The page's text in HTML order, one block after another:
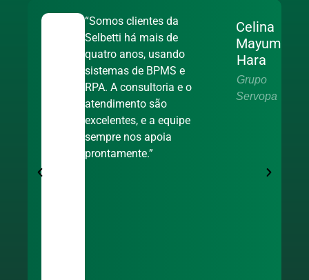
“Somos clientes da
Selbetti há mais de
quatro anos, usando
sistemas de BPMS e
RPA. A consultoria e o
atendimento são
excelentes, e a equipe
sempre nos apoia
prontamente.”
Celina
Mayumi
Hara
Grupo
Servopa